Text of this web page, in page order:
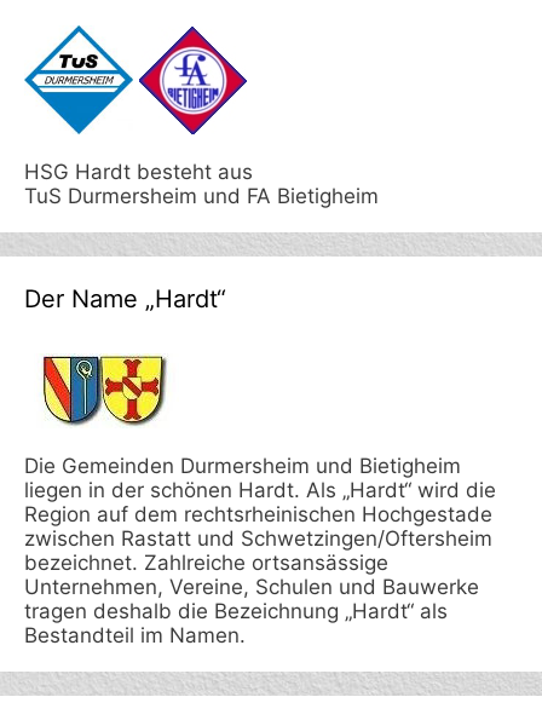
HSG Hardt besteht aus
TuS Durmersheim und FA Bietigheim
Der Name „Hardt“
Die Gemeinden Durmersheim und Bietigheim
liegen in der schönen Hardt. Als „Hardt“ wird die
Region auf dem rechtsrheinischen Hochgestade
zwischen Rastatt und Schwetzingen/Oftersheim
bezeichnet. Zahlreiche ortsansässige
Unternehmen, Vereine, Schulen und Bauwerke
tragen deshalb die Bezeichnung „Hardt“ als
Bestandteil im Namen.